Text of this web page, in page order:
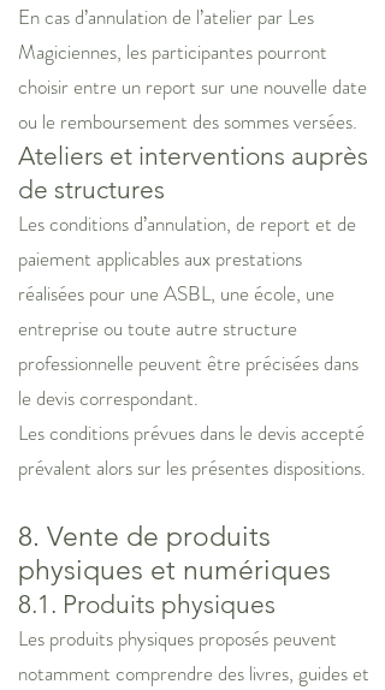
En cas d’annulation de l’atelier par Les
Magiciennes, les participantes pourront
choisir entre un report sur une nouvelle date
ou le remboursement des sommes versées.
Ateliers et interventions auprès
de structures
Les conditions d’annulation, de report et de
paiement applicables aux prestations
réalisées pour une ASBL, une école, une
entreprise ou toute autre structure
professionnelle peuvent être précisées dans
le devis correspondant.
Les conditions prévues dans le devis accepté
prévalent alors sur les présentes dispositions.
8. Vente de produits
physiques et numériques
8.1. Produits physiques
Les produits physiques proposés peuvent
notamment comprendre des livres, guides et